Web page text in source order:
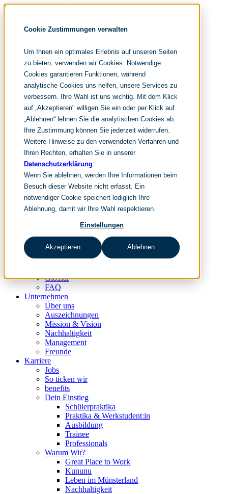
Cookie Zustimmungen verwalten
Um Ihnen ein optimales Erlebnis auf unseren Seiten
zu bieten, verwenden wir Cookies. Notwendige
Cookies garantieren Funktionen, während
analytische Cookies uns helfen, unsere Services zu
verbessern. Ihre Wahl ist uns wichtig. Mit dem Klick
auf „Akzeptieren" willigen Sie ein oder per Klick auf
„Ablehnen“ lehnen Sie die analytischen Cookies ab.
Ihre Zustimmung können Sie jederzeit widerrufen.
Weitere Hinweise zu den verwendeten Verfahren und
Ihren Rechten, erhalten Sie in unserer
Datenschutzerklärung.
Wenn Sie ablehnen, werden Ihre Informationen beim
Besuch dieser Website nicht erfasst. Ein
notwendiger Cookie speichert lediglich Ihre
Ablehnung, damit wir Ihre Wahl respektieren.
Einstellungen
Akzeptieren Ablehnen
Navigation überspringen
noventum
IT & Management Consulting
People & Culture
DE
EN
Navigation überspringen
Home
Archiv
Redaktion
Suchen
hier tippen und enter
Suchen
Navigation überspringen
Home
Leistungen
it & management consulting
people & culture
Wissen & Events
nc360° Magazin
Glossar
FAQ
Unternehmen
Über uns
Auszeichnungen
Mission & Vision
Nachhaltigkeit
Management
Freunde
Karriere
Jobs
So ticken wir
benefits
Dein Einstieg
Schülerpraktika
Praktika & Werkstudent:in
Ausbildung
Trainee
Professionals
Warum Wir?
Great Place to Work
Kununu
Leben im Münsterland
Nachhaltigkeit